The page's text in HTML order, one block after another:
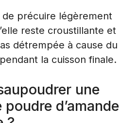
de précuire légèrement
reste croustillante et
détrempée à cause du
la cuisson finale.
une
d’amande